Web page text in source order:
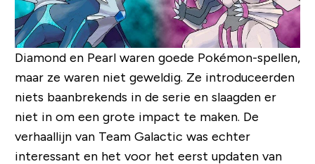
Diamond en Pearl waren goede Pokémon-spellen,
maar ze waren niet geweldig. Ze introduceerden
niets baanbrekends in de serie en slaagden er
niet in om een ​​grote impact te maken. De
verhaallijn van Team Galactic was echter
interessant en het voor het eerst updaten van